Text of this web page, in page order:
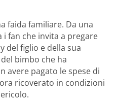
faida familiare. Da una
fan che invita a pregare
del figlio e della sua
bimbo che ha
avere pagato le spese di
ricoverato in condizioni